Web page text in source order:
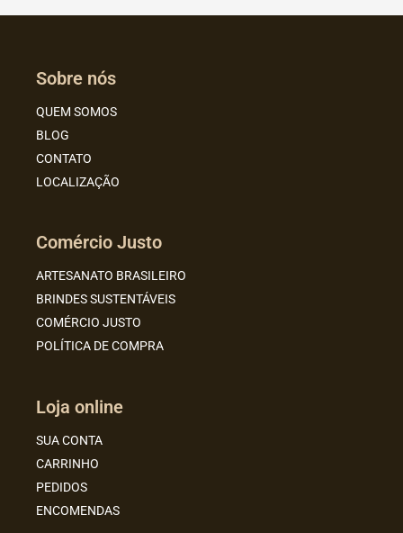
Sobre nós
QUEM SOMOS
BLOG
CONTATO
LOCALIZAÇÃO
Comércio Justo
ARTESANATO BRASILEIRO
BRINDES SUSTENTÁVEIS
COMÉRCIO JUSTO
POLÍTICA DE COMPRA
Loja online
SUA CONTA
CARRINHO
PEDIDOS
ENCOMENDAS